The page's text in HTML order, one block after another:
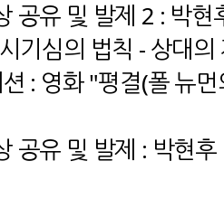
및 발제 2 : 박현
의 법칙 - 상대의
"평결(폴 뉴먼의
및 발제 : 박현후